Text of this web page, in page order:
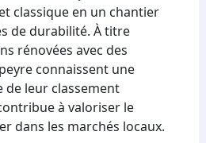
classique en un chantier
de durabilité. À titre
rénovées avec des
connaissent une
leur classement
à valoriser le
dans les marchés locaux.